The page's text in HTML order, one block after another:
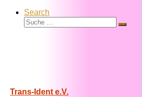
Search
Suche
Suche
Trans-Ident e.V.